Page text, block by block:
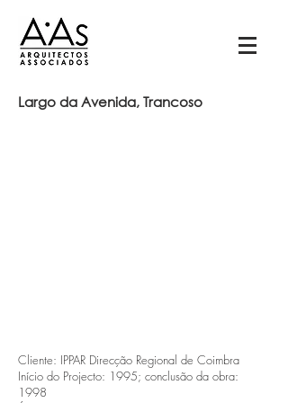
Largo da Avenida, Trancoso
Cliente: IPPAR Direcção Regional de Coimbra
Início do Projecto: 1995; conclusão da obra:
1998